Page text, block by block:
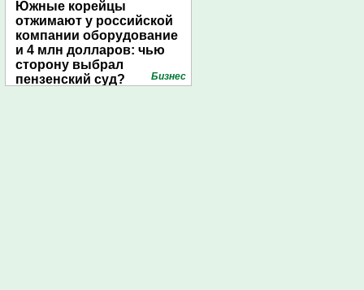
Южные корейцы
отжимают у российской
компании оборудование
и 4 млн долларов: чью
сторону выбрал
пензенский суд?
Бизнес